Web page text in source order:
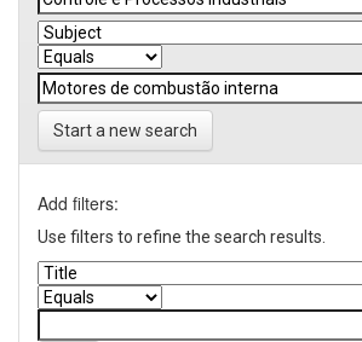
Start a new search
Add filters:
Use filters to refine the search results.